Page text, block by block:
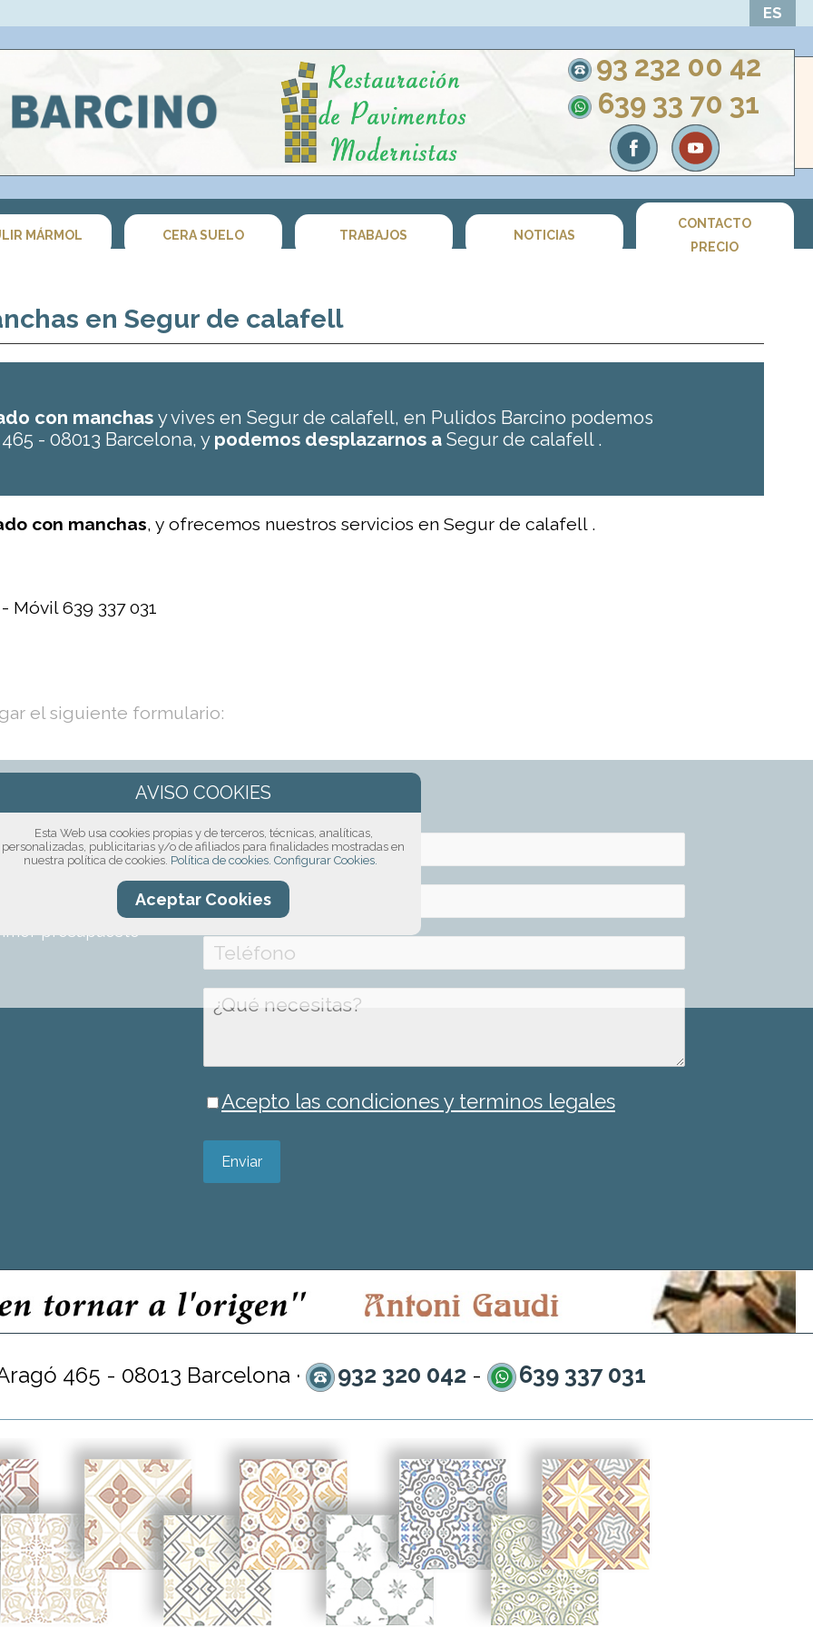
ES
93 232 00 42
639 33 70 31
MÁRMOL CERA SUELO TRABAJOS NOTICIAS
CONTACTO
PRECIO
en Segur de calafell
con manchasy vives en Segur de calafell, en Pulidos Barcino podemos
- 08013 Barcelona, y podemos desplazarnos aSegur de calafell .
con manchas, y ofrecemos nuestros servicios en Segur de calafell .
Móvil 639 337 031
el siguiente formulario:
formulario, por
sobre el
presupuesto
Acepto las condiciones y terminos legales
Enviar
465 - 08013 Barcelona · 932 320 042 - 639 337 031
Esta Web usa cookies propias y de terceros, técnicas, analíticas,
personalizadas, publicitarias y/o de afiliados para finalidades mostradas en
nuestra política de cookies. Política de cookies. Configurar Cookies.
Aceptar Cookies